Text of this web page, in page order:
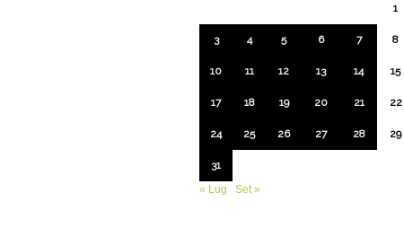
1
3 4 5 6 7 8
10 11 12 13 14 15
17 18 19 20 21 22
24 25 26 27 28 29
31
« Lug
Set »